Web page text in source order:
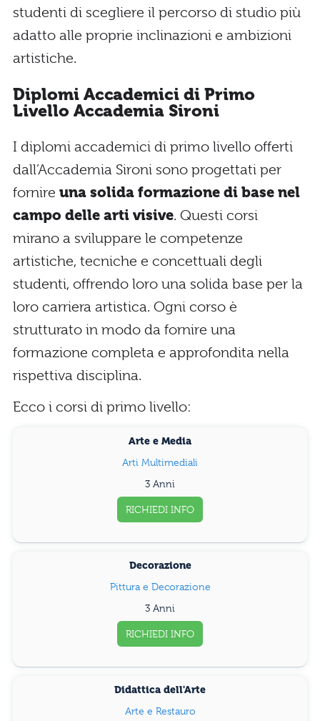
studenti di scegliere il percorso di studio più
adatto alle proprie inclinazioni e ambizioni
artistiche.
Diplomi Accademici di Primo
Livello Accademia Sironi
I diplomi accademici di primo livello offerti
dall’Accademia Sironi sono progettati per
fornire una solida formazione di base nel
campo delle arti visive. Questi corsi
mirano a sviluppare le competenze
artistiche, tecniche e concettuali degli
studenti, offrendo loro una solida base per la
loro carriera artistica. Ogni corso è
strutturato in modo da fornire una
formazione completa e approfondita nella
rispettiva disciplina.
Ecco i corsi di primo livello:
Arte e Media
Arti Multimediali
3 Anni
RICHIEDI INFO
Decorazione
Pittura e Decorazione
3 Anni
RICHIEDI INFO
Didattica dell'Arte
Arte e Restauro